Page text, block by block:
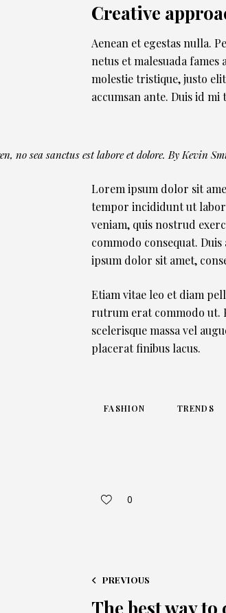
Creative
Aenean et egestas nulla.
netus et malesuada
molestie tristique, justo
accumsan ante. Duis id
no sea sanctus est labore et dolore. By Kevin
Lorem ipsum dolor sit
tempor incididunt ut
veniam, quis nostrud
commodo consequat.
ipsum dolor sit amet,
Etiam vitae leo et diam
rutrum erat commodo ut.
scelerisque massa vel
placerat finibus lacus.
FASHION TRENDS
0
PREVIOUS
The best way to